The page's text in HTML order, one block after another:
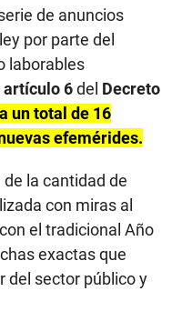
de anuncios
por parte del
laborables
artículo 6del Decreto
un total de 16
efemérides.
la cantidad de
con miras al
el tradicional Año
exactas que
del sector público y